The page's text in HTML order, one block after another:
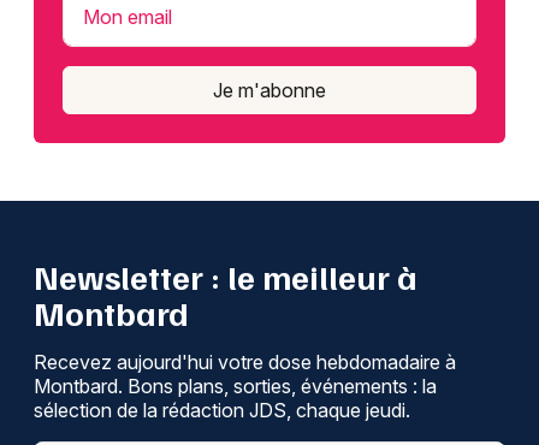
Mon email
Je m'abonne
Newsletter : le meilleur à
Montbard
Recevez aujourd'hui votre dose hebdomadaire à
Montbard. Bons plans, sorties, événements : la
sélection de la rédaction JDS, chaque jeudi.